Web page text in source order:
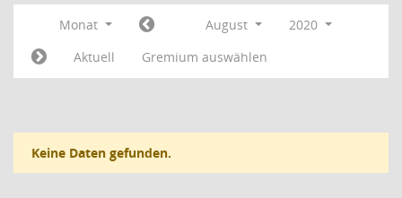
Monat August
2020
Aktuell
Gremium auswählen
Keine Daten gefunden.